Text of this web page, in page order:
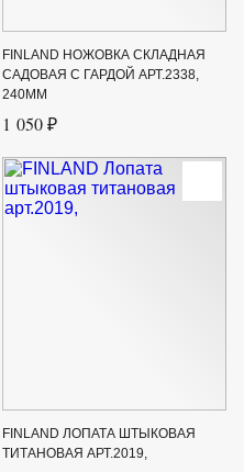
FINLAND НОЖОВКА СКЛАДНАЯ
САДОВАЯ С ГАРДОЙ АРТ.2338,
240ММ
1 050 ₽
FINLAND ЛОПАТА ШТЫКОВАЯ
ТИТАНОВАЯ АРТ.2019,